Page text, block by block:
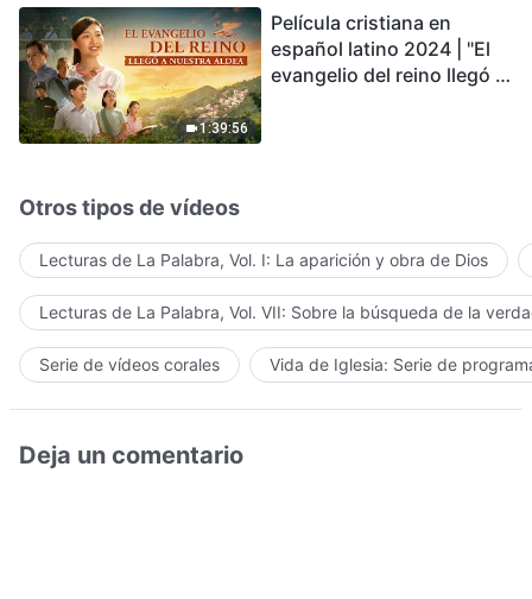
1:39:56
Película cristiana en
español latino 2024 | "El
evangelio del reino llegó a
Otros tipos de vídeos
Lecturas de La Palabra, Vol. I: La aparición y obra de Dios
Lecturas de La Palabra, Vol. VII: Sobre la búsqueda de la
Serie de vídeos corales Vida de Iglesia: Serie de
Deja un comentario